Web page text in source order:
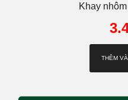
Khay
THÊM